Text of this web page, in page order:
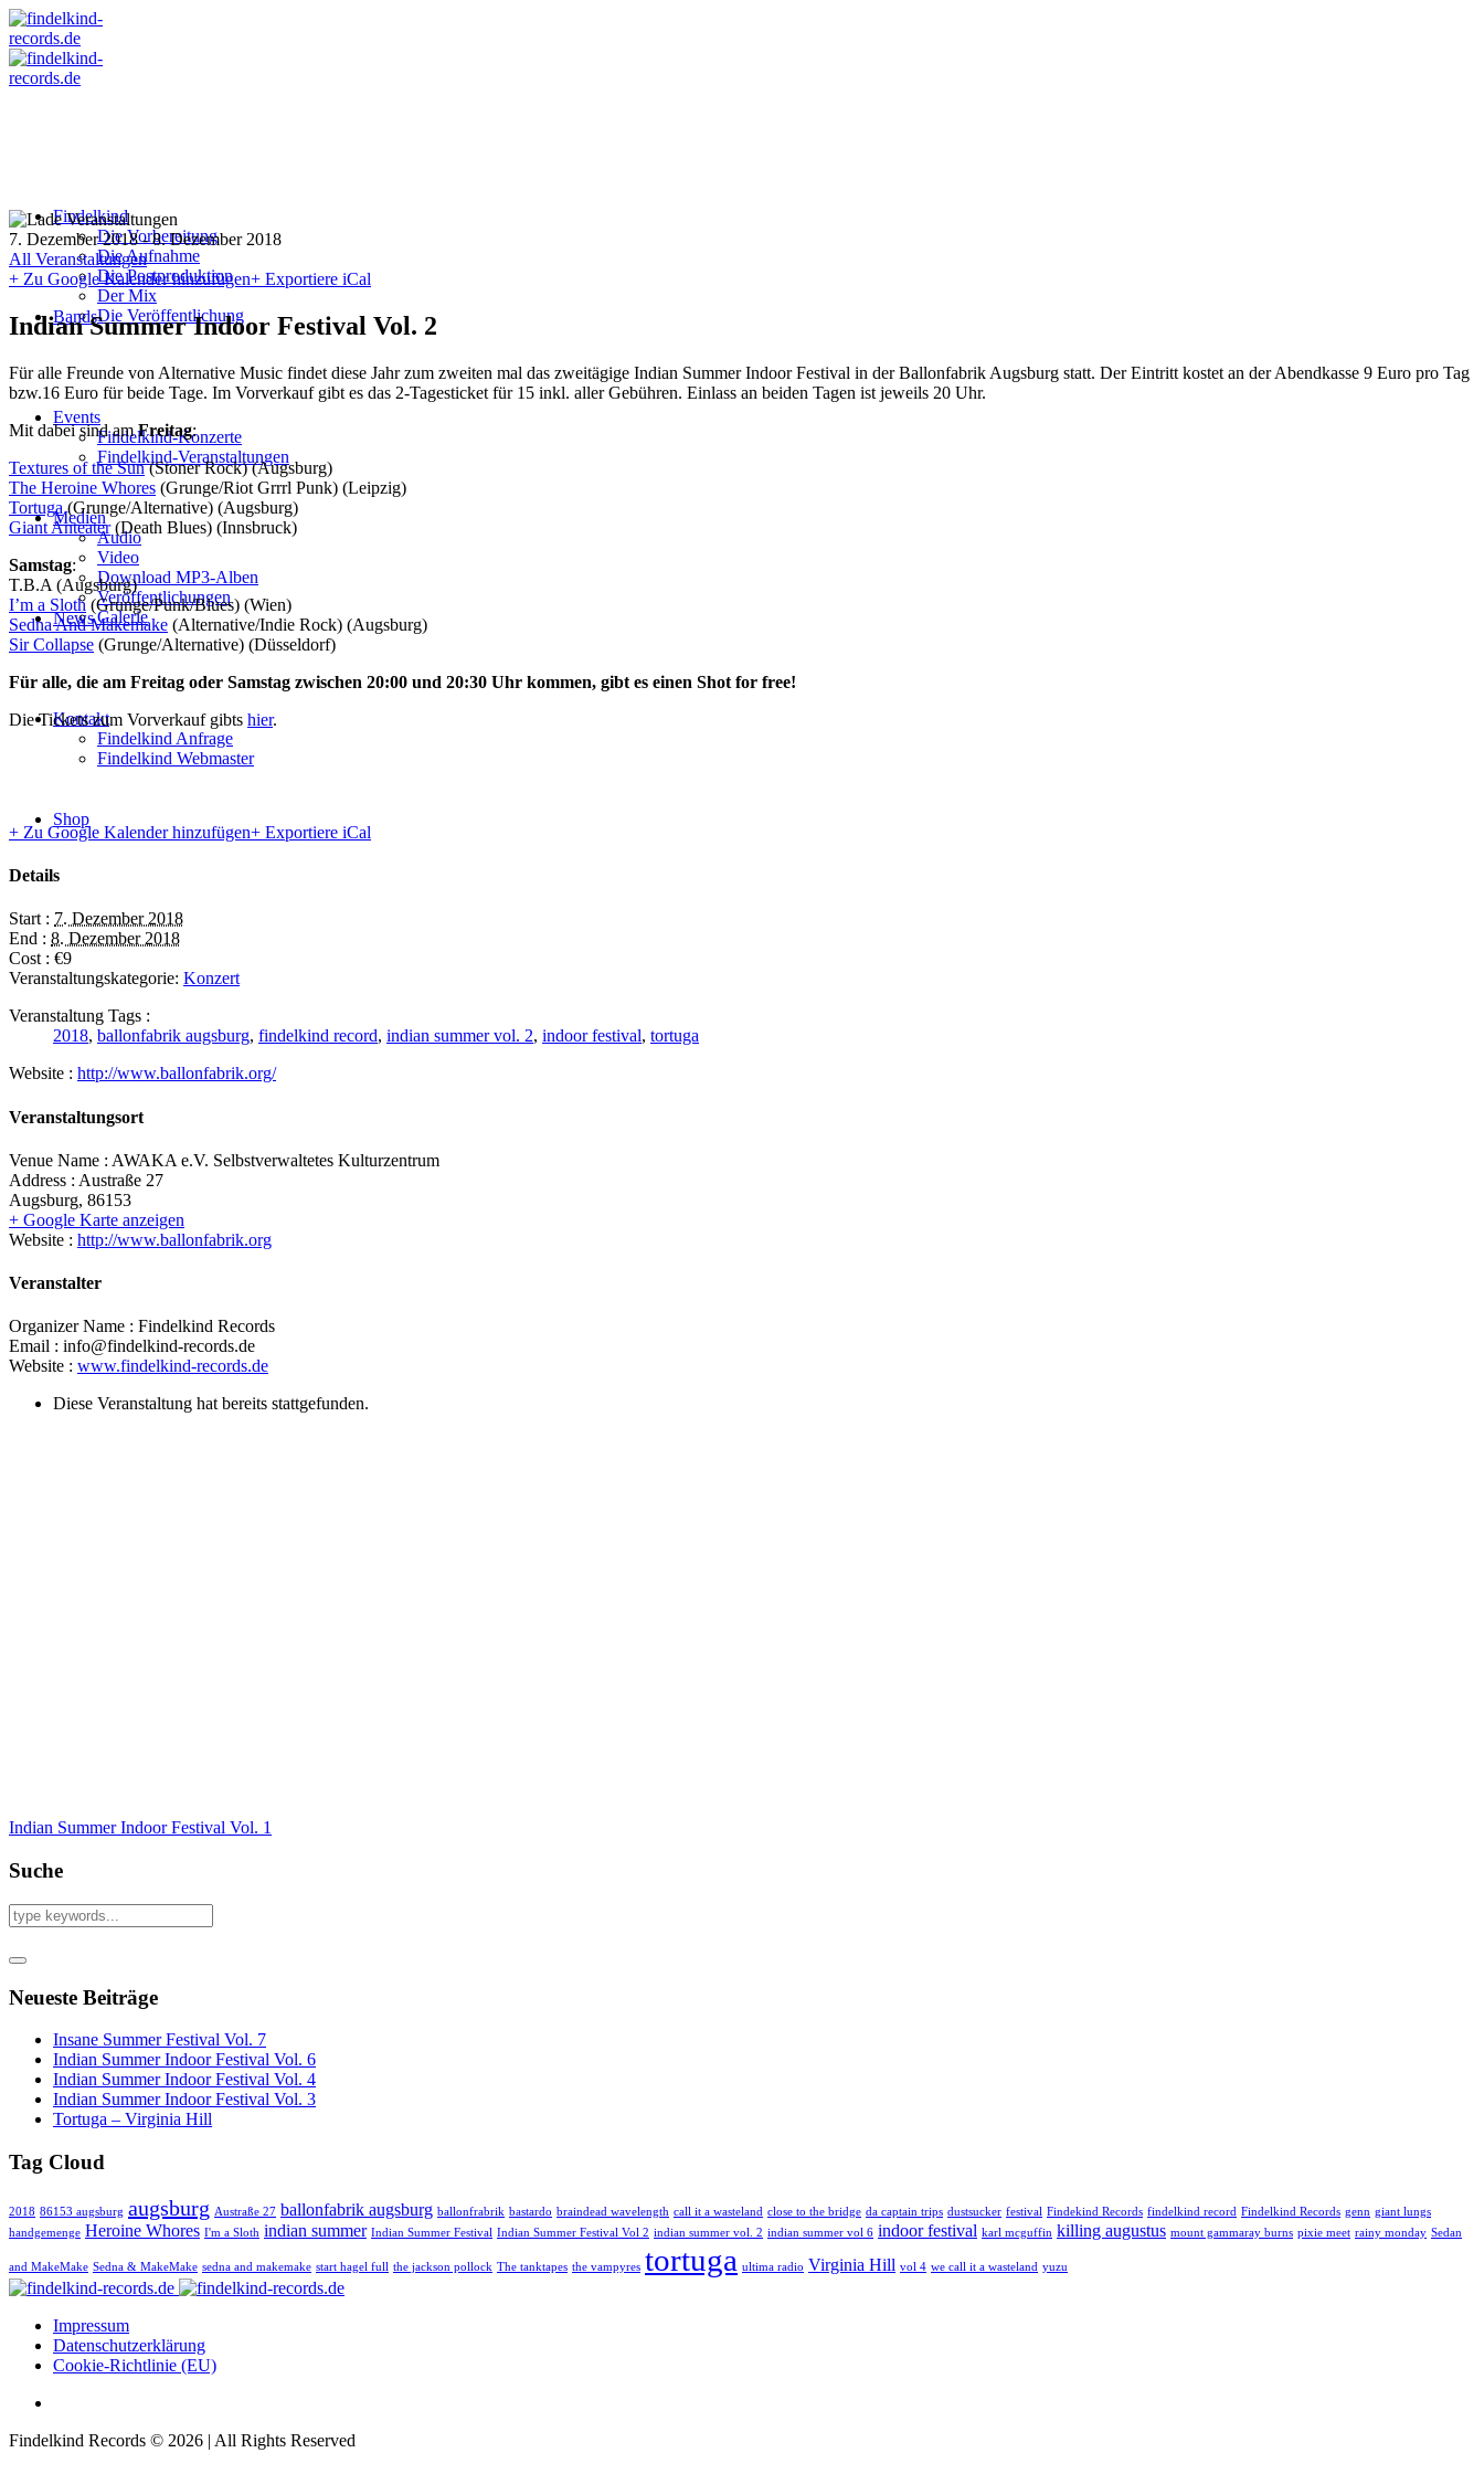
Findelkind
Die Vorbereitung
Die Aufnahme
Die Postproduktion
Der Mix
Die Veröffentlichung
Bands
Events
Findelkind-Konzerte
Findelkind-Veranstaltungen
Medien
Audio
Video
Download MP3-Alben
Veröffentlichungen
Galerie
News
Kontakt
Findelkind Anfrage
Findelkind Webmaster
Shop
7. Dezember 2018-8. Dezember 2018
All Veranstaltungen
+ Zu Google Kalender hinzufügen+ Exportiere iCal
Indian Summer Indoor Festival Vol. 2
Für alle Freunde von Alternative Music findet diese Jahr zum zweiten mal das zweitägige Indian Summer Indoor Festival in der Ballonfabrik Augsburg statt. Der Eintritt kostet an der Abendkasse 9 Euro pro Tag
bzw.16 Euro für beide Tage. Im Vorverkauf gibt es das 2-Tagesticket für 15 inkl. aller Gebühren. Einlass an beiden Tagen ist jeweils 20 Uhr.
Mit dabei sind amFreitag:
Textures of the Sun(Stoner Rock) (Augsburg)
The Heroine Whores (Grunge/Riot Grrrl Punk) (Leipzig)
Tortuga(Grunge/Alternative) (Augsburg)
Giant Anteater(Death Blues) (Innsbruck)
Samstag:
T.B.A (Augsburg)
I’m a Sloth (Grunge/Punk/Blues) (Wien)
Sedna And Makemake (Alternative/Indie Rock) (Augsburg)
Sir Collapse (Grunge/Alternative) (Düsseldorf)
Für alle, die am Freitag oder Samstag zwischen 20:00 und 20:30 Uhr kommen, gibt es einen Shot for free!
Die Tickets zum Vorverkauf gibts hier.
+ Zu Google Kalender hinzufügen+ Exportiere iCal
Details
Start : 7. Dezember 2018
End : 8. Dezember 2018
Cost : €9
Veranstaltungskategorie: Konzert
Veranstaltung Tags :
2018, ballonfabrik augsburg, findelkind record, indian summer vol. 2, indoor festival, tortuga
Website : http://www.ballonfabrik.org/
Veranstaltungsort
Venue Name : AWAKA e.V. Selbstverwaltetes Kulturzentrum
Address : Austraße 27
Augsburg, 86153
+ Google Karte anzeigen
Website : http://www.ballonfabrik.org
Veranstalter
Organizer Name : Findelkind Records
Email : info@findelkind-records.de
Website : www.findelkind-records.de
Diese Veranstaltung hat bereits stattgefunden.
Indian Summer Indoor Festival Vol. 1
Suche
Neueste Beiträge
Insane Summer Festival Vol. 7
Indian Summer Indoor Festival Vol. 6
Indian Summer Indoor Festival Vol. 4
Indian Summer Indoor Festival Vol. 3
Tortuga – Virginia Hill
Tag Cloud
2018 86153 augsburg augsburg Austraße 27 ballonfabrik augsburg ballonfrabrik bastardo braindead wavelength call it a wasteland close to the bridge da captain trips dustsucker festival Findekind Records findelkind record Findelkind Records genn giant lungs
handgemenge Heroine Whores I'm a Sloth indian summer Indian Summer Festival Indian Summer Festival Vol 2 indian summer vol. 2 indian summer vol 6 indoor festival karl mcguffin killing augustus mount gammaray burns pixie meet rainy monday Sedan
and MakeMake Sedna & MakeMake sedna and makemake start hagel full the jackson pollock The tanktapes the vampyres tortuga ultima radio Virginia Hill vol 4 we call it a wasteland yuzu
Impressum
Datenschutzerklärung
Cookie-Richtlinie (EU)
Findelkind Records © 2026 | All Rights Reserved